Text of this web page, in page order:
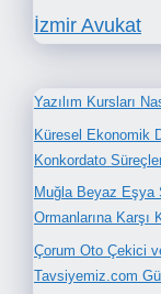
İzmir Avukat
Yazılım Kursları
Küresel Ekonomik
Konkordato
Muğla Beyaz Eşya
Ormanlarına Karşı
Çorum Oto Çekici
Tavsiyemiz.com